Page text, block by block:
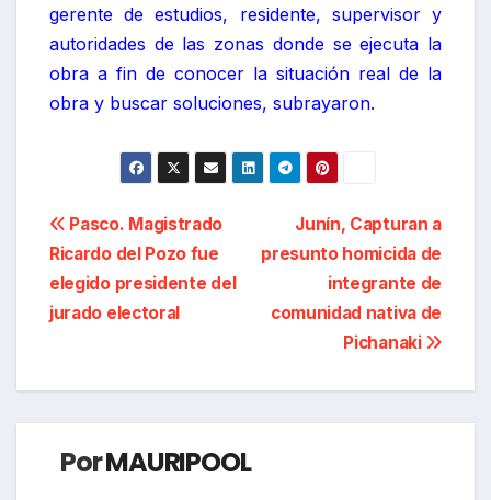
gerente de estudios, residente, supervisor y
autoridades de las zonas donde se ejecuta la
obra a fin de conocer la situación real de la
obra y buscar soluciones, subrayaron.
Navegación
de
entradas
Junín, Capturan a
presunto homicida de
integrante de
comunidad nativa de
Pichanaki
Pasco. Magistrado
Ricardo del Pozo fue
elegido presidente del
jurado electoral
PorMAURIPOOL